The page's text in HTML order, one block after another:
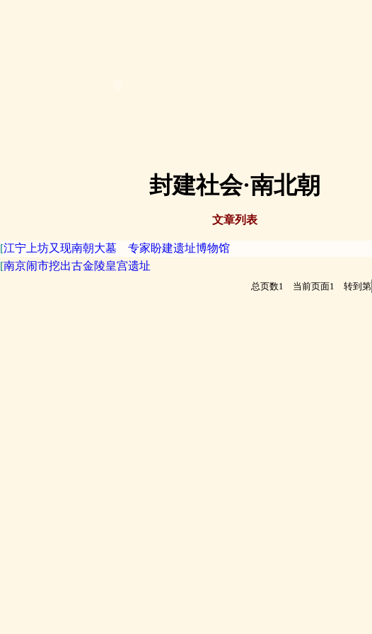
封建社会·南北朝
文章列表
[江宁上坊又现南朝大墓 专家盼建遗址博物馆
[南京闹市挖出古金陵皇宫遗址
总页数1 当前页面1 转到第